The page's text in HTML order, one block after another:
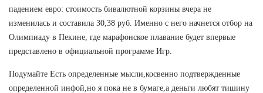
падением евро: стоимость бивалютной корзины вчера не
изменилась и составила 30,38 руб. Именно с него начнется отбор на
Олимпиаду в Пекине, где марафонское плавание будет впервые
представлено в официальной программе Игр.
Подумайте Есть определенные мысли,косвенно подтвержденные
определенной инфой,но я пока не в бумаге,а деньги любят тишину